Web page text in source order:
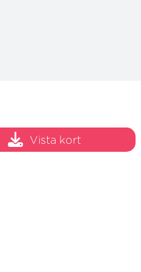
Vista kort